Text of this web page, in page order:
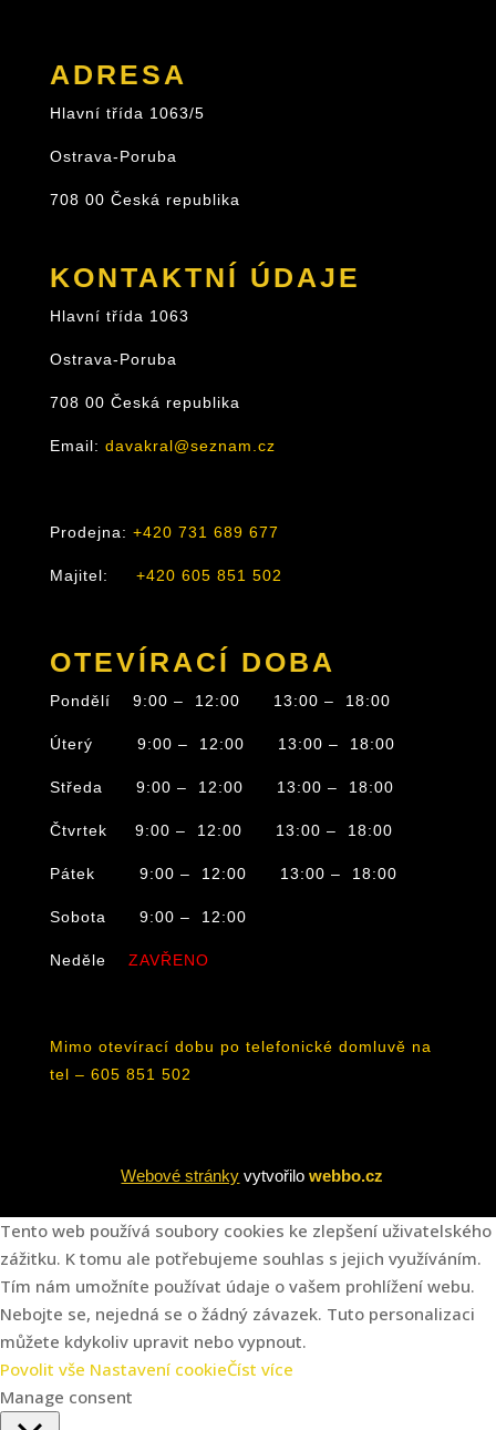
ADRESA
Hlavní třída 1063/5
Ostrava-Poruba
708 00 Česká republika
KONTAKTNÍ ÚDAJE
Hlavní třída 1063
Ostrava-Poruba
708 00 Česká republika
Email: davakral@seznam.cz
Prodejna: +420 731 689 677
Majitel: +420 605 851 502
OTEVÍRACÍ DOBA
Pondělí 9:00 – 12:00 13:00 – 18:00
Úterý 9:00 – 12:00 13:00 – 18:00
Středa 9:00 – 12:00 13:00 – 18:00
Čtvrtek 9:00 – 12:00 13:00 – 18:00
Pátek 9:00 – 12:00 13:00 – 18:00
Sobota 9:00 – 12:00
Neděle ZAVŘENO
Mimo otevírací dobu po telefonické domluvě na
tel – 605 851 502
Webové stránky vytvořilo webbo.cz
Tento web používá soubory cookies ke zlepšení uživatelského
zážitku. K tomu ale potřebujeme souhlas s jejich využíváním.
Tím nám umožníte používat údaje o vašem prohlížení webu.
Nebojte se, nejedná se o žádný závazek. Tuto personalizaci
můžete kdykoliv upravit nebo vypnout.
Povolit vše Nastavení cookieČíst více
Manage consent